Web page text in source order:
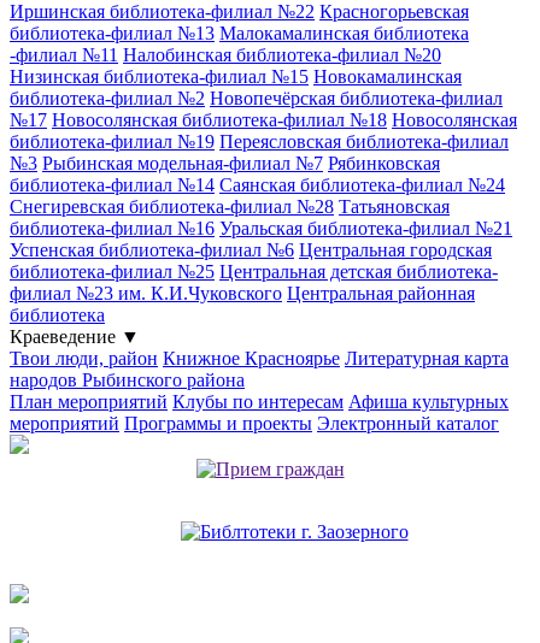
Иршинская библиотека-филиал №22 Красногорьевская
библиотека-филиал №13 Малокамалинская библиотека
-филиал №11 Налобинская библиотека-филиал №20
Низинская библиотека-филиал №15 Новокамалинская
библиотека-филиал №2 Новопечёрская библиотека-филиал
№17 Новосолянская библиотека-филиал №18 Новосолянская
библиотека-филиал №19 Переясловская библиотека-филиал
№3 Рыбинская модельная-филиал №7 Рябинковская
библиотека-филиал №14 Саянская библиотека-филиал №24
Снегиревская библиотека-филиал №28 Татьяновская
библиотека-филиал №16 Уральская библиотека-филиал №21
Успенская библиотека-филиал №6 Центральная городская
библиотека-филиал №25 Центральная детская библиотека-
филиал №23 им. К.И.Чуковского Центральная районная
библиотека
Краеведение ▼
Твои люди, район Книжное Красноярье Литературная карта
народов Рыбинского района
План мероприятий Клубы по интересам Афиша культурных
мероприятий Программы и проекты Электронный каталог